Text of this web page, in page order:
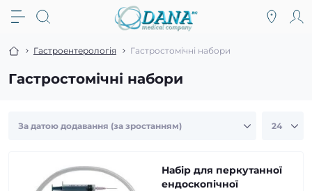
Гастроентерологія Гастростомічні набори
Гастростомічні набори
Набір для перкутанної
ендоскопічної